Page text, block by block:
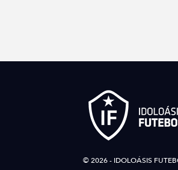
© 2026 - IDOLOÁSIS